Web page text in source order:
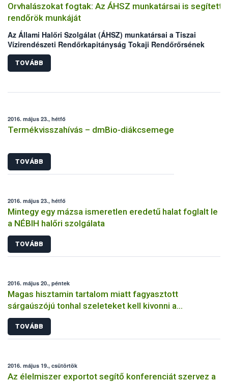
Orvhalászokat fogtak: Az ÁHSZ munkatársai is
rendőrök munkáját
Az Állami Halőri Szolgálat (ÁHSZ) munkatársai a Tiszai
Vízirendészeti Rendőrkapitányság Tokaji Rendőrőrsének
kollégáival két nap alatt két orvhalász csapatra csaptak le a
Malom-Tisza holtágban.
TOVÁBB
2016. május 23., hétfő
Termékvisszahívás – dmBio-diákcsemege
TOVÁBB
2016. május 23., hétfő
Mintegy egy mázsa ismeretlen eredetű halat foglalt le
a NÉBIH halőri szolgálata
TOVÁBB
2016. május 20., péntek
Magas hisztamin tartalom miatt fagyasztott
sárgaúszójú tonhal szeleteket kell kivonni a
forgalomból
TOVÁBB
2016. május 19., csütörtök
Az élelmiszer exportot segítő konferenciát szervez a